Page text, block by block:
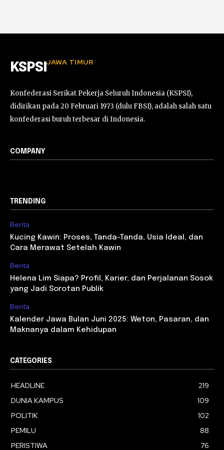
KSPSI JAWA TIMUR
Konfederasi Serikat Pekerja Seluruh Indonesia (KSPSI),
didirikan pada 20 Februari 1973 (dulu FBSI), adalah salah satu
konfederasi buruh terbesar di Indonesia.
COMPANY
TRENDING
Berita
Kucing Kawin: Proses, Tanda-Tanda, Usia Ideal, dan
Cara Merawat Setelah Kawin
Berita
Helena Lim Siapa? Profil, Karier, dan Perjalanan Sosok
yang Jadi Sorotan Publik
Berita
Kalender Jawa Bulan Juni 2025: Weton, Pasaran, dan
Maknanya dalam Kehidupan
CATEGORIES
HEADLINE
219
DUNIA KAMPUS
109
POLITIK
102
PEMILU
88
PERISTIWA
76